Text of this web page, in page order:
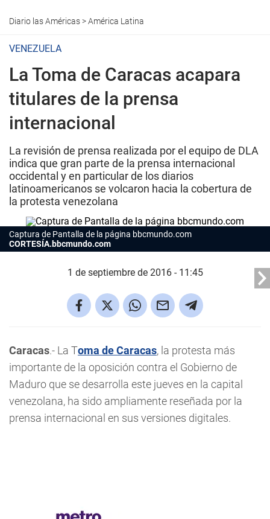
Diario las Américas>América Latina
VENEZUELA
La Toma de Caracas acapara
titulares de la prensa
internacional
La revisión de prensa realizada por el equipo de DLA
indica que gran parte de la prensa internacional
occidental y en particular de los diarios
latinoamericanos se volcaron hacia la cobertura de
la protesta venezolana
Captura de Pantalla de la página bbcmundo.com
CORTESÍA.bbcmundo.com
1 de septiembre de 2016 - 11:45
Caracas.- La Toma de Caracas, la protesta más
importante de la oposición contra el Gobierno de
Maduro que se desarrolla este jueves en la capital
venezolana, ha sido ampliamente reseñada por la
prensa internacional en sus versiones digitales.